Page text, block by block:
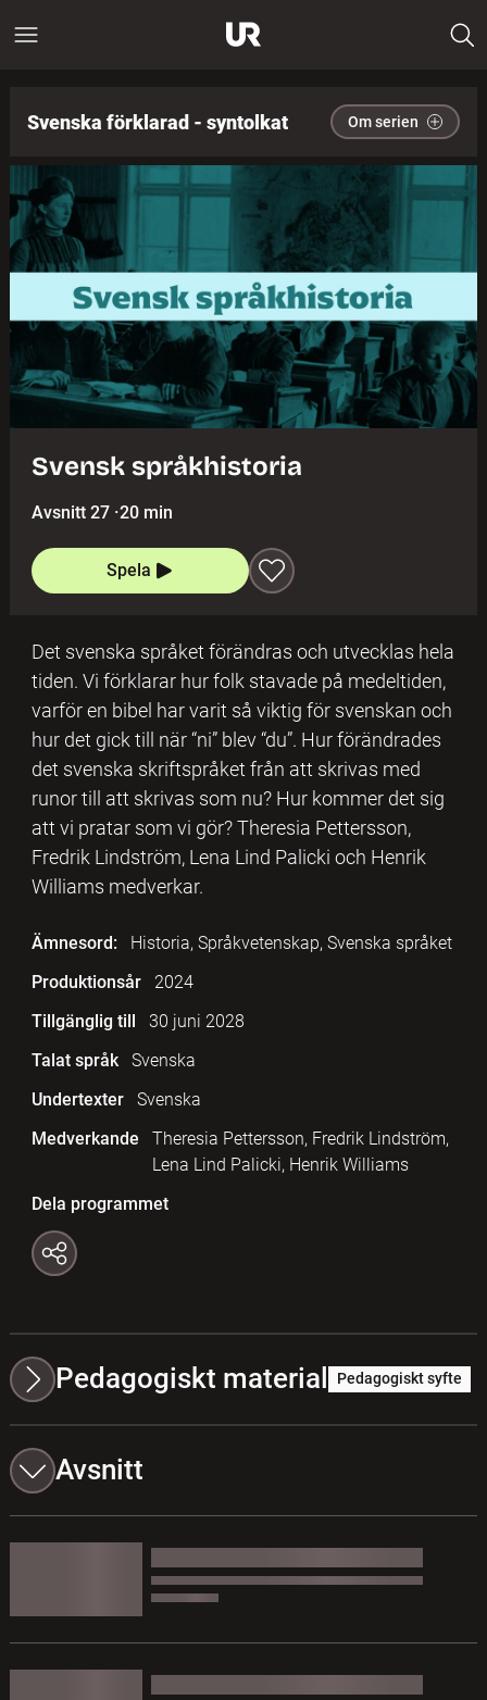
Svenska förklarad - syntolkat Om serien
Svensk språkhistoria
Avsnitt 27 ·20 min
Spela
Det svenska språket förändras och utvecklas hela
tiden. Vi förklarar hur folk stavade på medeltiden,
varför en bibel har varit så viktig för svenskan och
hur det gick till när “ni” blev “du”. Hur förändrades
det svenska skriftspråket från att skrivas med
runor till att skrivas som nu? Hur kommer det sig
att vi pratar som vi gör? Theresia Pettersson,
Fredrik Lindström, Lena Lind Palicki och Henrik
Williams medverkar.
Ämnesord:
Historia, Språkvetenskap, Svenska språket
Produktionsår
2024
Tillgänglig till
30 juni 2028
Talat språk
Svenska
Undertexter
Svenska
Medverkande
Theresia Pettersson, Fredrik Lindström,
Lena Lind Palicki, Henrik Williams
Dela programmet
Pedagogiskt material Pedagogiskt syfte
Avsnitt